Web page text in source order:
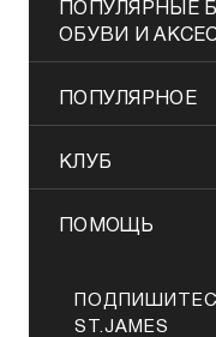
ПОПУЛЯРНЫЕ
ОБУВИ И
ПОПУЛЯРНОЕ
КЛУБ
ПОМОЩЬ
ST.JAMES